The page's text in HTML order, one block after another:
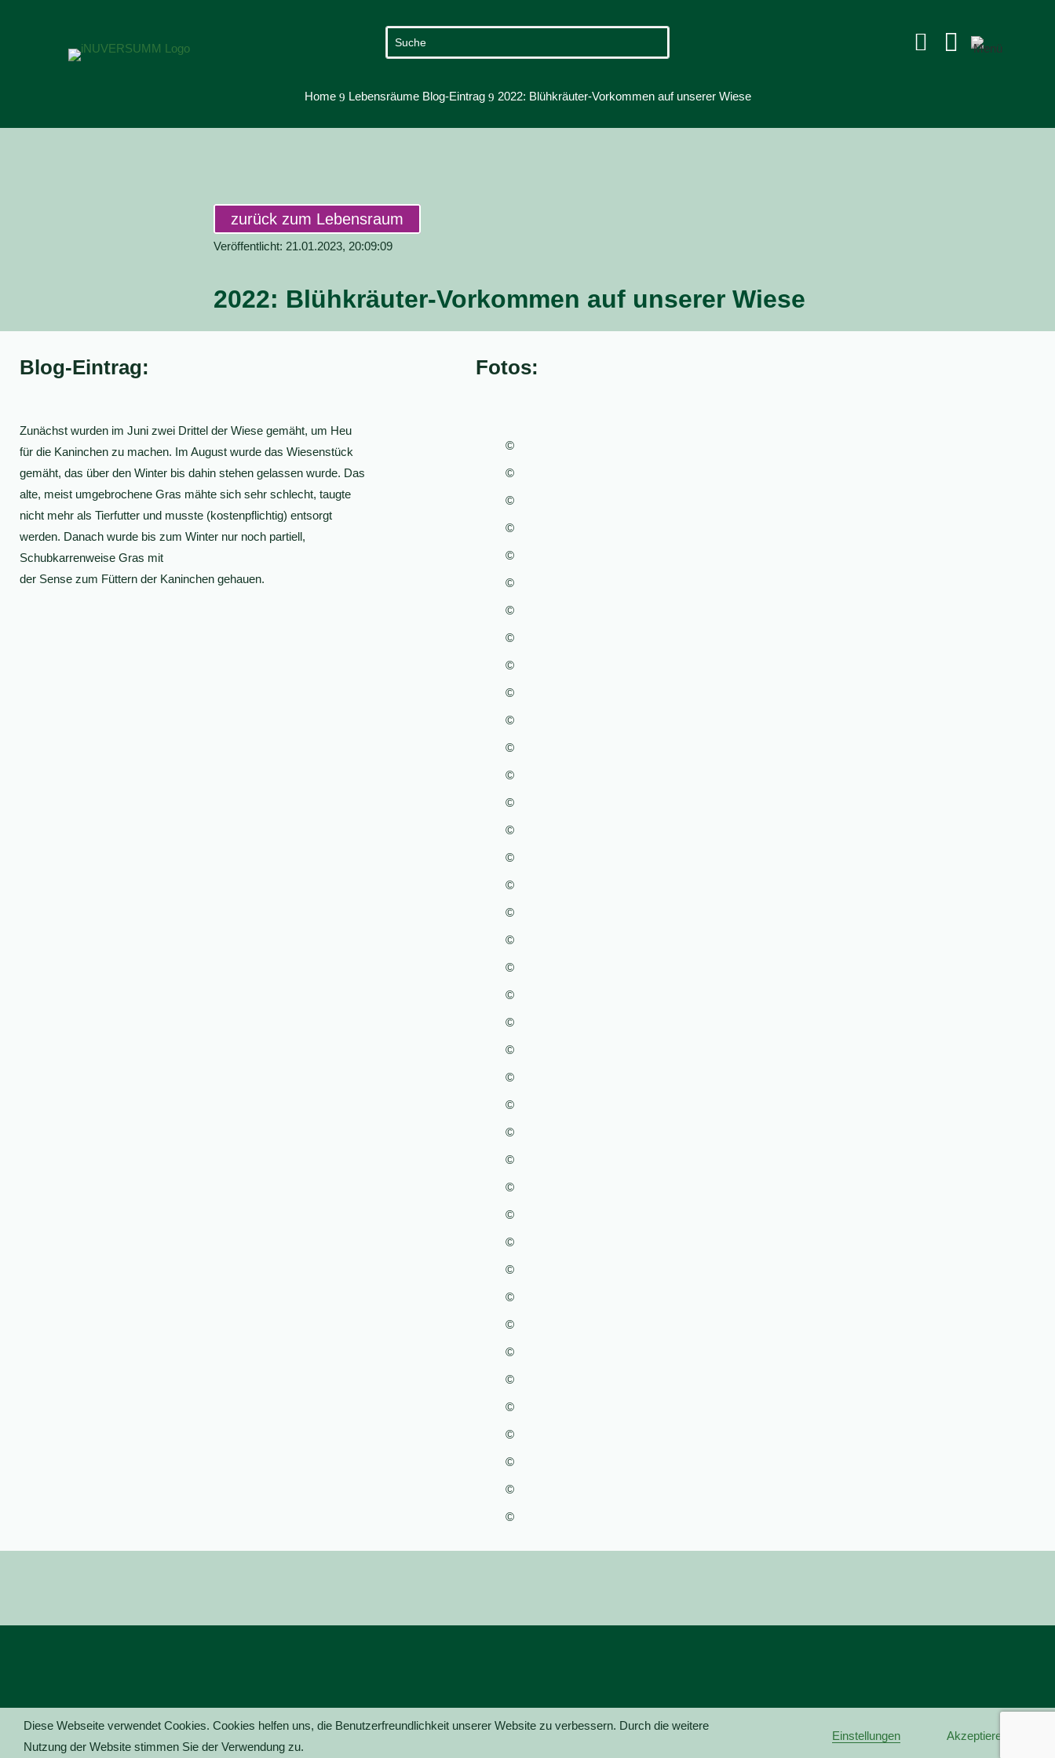
 
Home 9 Lebensräume Blog-Eintrag 9 2022: Blühkräuter-Vorkommen auf unserer Wiese
zurück zum Lebensraum
Veröffentlicht: 21.01.2023, 20:09:09
2022: Blühkräuter-Vorkommen auf unserer Wiese
Blog-Eintrag:
Zunächst wurden im Juni zwei Drittel der Wiese gemäht, um Heu
für die Kaninchen zu machen. Im August wurde das Wiesenstück
gemäht, das über den Winter bis dahin stehen gelassen wurde. Das
alte, meist umgebrochene Gras mähte sich sehr schlecht, taugte
nicht mehr als Tierfutter und musste (kostenpflichtig) entsorgt
werden. Danach wurde bis zum Winter nur noch partiell,
Schubkarrenweise Gras mit
der Sense zum Füttern der Kaninchen gehauen.
Fotos:
©
©
©
©
©
©
©
©
©
©
©
©
©
©
©
©
©
©
©
©
©
©
©
©
©
©
©
©
©
©
©
©
©
©
©
©
©
©
©
©
Diese Webseite verwendet Cookies. Cookies helfen uns, die Benutzerfreundlichkeit unserer Website zu verbessern. Durch die weitere
Nutzung der Website stimmen Sie der Verwendung zu.
Einstellungen Akzeptieren